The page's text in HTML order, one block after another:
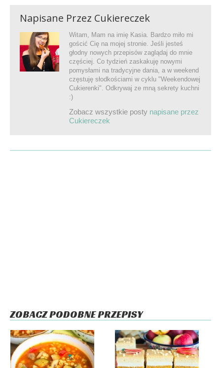
Napisane Przez Cukiereczek
Witam, Mam na imię Kasia. Bardzo miło mi
gościć Cię na mojej stronie. Jeśli jesteś
głodny nowych przepisów zaglądaj do mnie
częściej. Co tydzień zaskakuję nowymi
pomysłami na tradycyjne dania, a w weekend
częstuję słodkościami w cyklu "Weekendowej
Cukierenki". Odkrywaj ze mną sekrety kuchni
:)
Zobacz wszystkie posty napisane przez
Cukiereczek
ZOBACZ PODOBNE PRZEPISY